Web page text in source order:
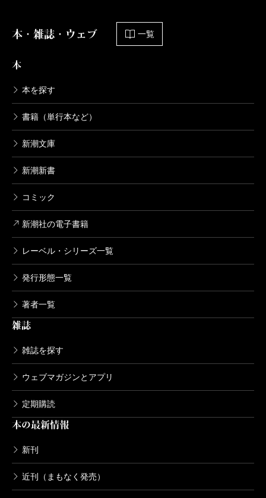
本・雑誌・ウェブ 一覧
本
本を探す
書籍（単行本など）
新潮文庫
新潮新書
コミック
新潮社の電子書籍
レーベル・シリーズ一覧
発行形態一覧
著者一覧
雑誌
雑誌を探す
ウェブマガジンとアプリ
定期購読
本の最新情報
新刊
近刊（まもなく発売）